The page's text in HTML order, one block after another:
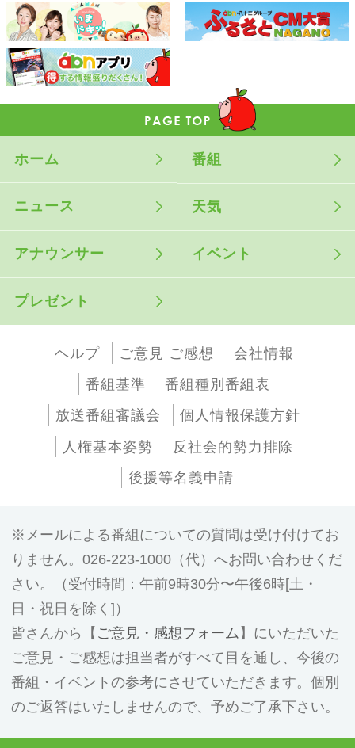
ホーム 番組
ニュース 天気
アナウンサー イベント
プレゼント
ヘルプ ご意見 ご感想
会社情報
番組基準
番組種別番組表
放送番組審議会
個人情報保護方針
人権基本姿勢
反社会的勢力排除
後援等名義申請
メールによる番組についての質問は受け付けてお
りません。026-223-1000（代）へお問い合わせくだ
さい。（受付時間：午前9時30分〜午後6時[土・
日・祝日を除く]）
皆さんから【 ご意見・感想フォーム 】にいただいた
ご意見・ご感想は担当者がすべて目を通し、今後の
番組・イベントの参考にさせていただきます。個別
のご返答はいたしませんので、予めご了承下さい。